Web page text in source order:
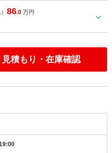
）86.0 万円
見積もり・在庫確認